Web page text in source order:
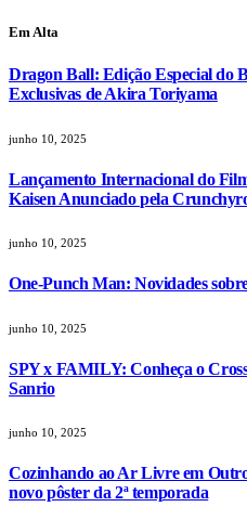
Em Alta
Dragon Ball: Edição Especial do
Exclusivas de Akira Toriyama
junho 10, 2025
Lançamento Internacional do
Kaisen Anunciado pela
junho 10, 2025
One-Punch Man: Novidades
junho 10, 2025
SPY x FAMILY: Conheça o
Sanrio
junho 10, 2025
Cozinhando ao Ar Livre em
novo pôster da 2ª temporada